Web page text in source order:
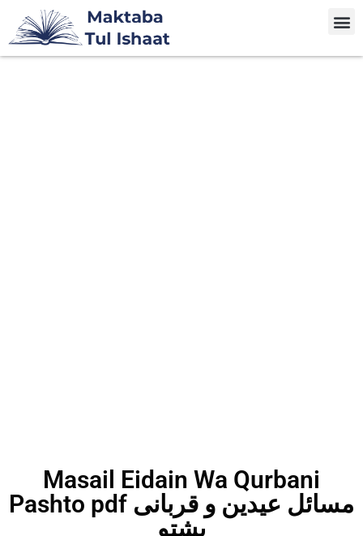
Masail Eidain Wa Qurbani
Pashto pdf مسائل عیدین و قربانی
پشتو